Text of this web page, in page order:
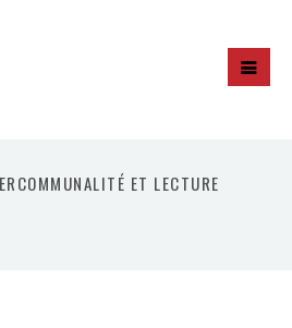
ET LECTURE